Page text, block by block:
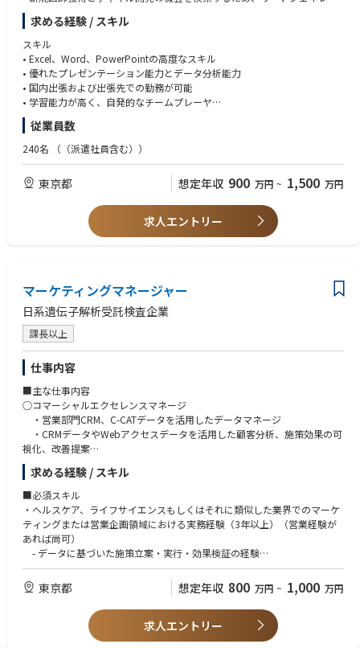
・Clinical Trainingチームとの連携および実行支援
・コンプライアンスに沿った記録管理
【Governance / Administration】
・業務システム、受注関連業務の整合性維持
・業務ツール導入・最適化支援
・契約管理、文書統制、監査対応
■企業情報：独自の個性や主体性を尊重し、チームワークを高めながら、
チャレンジできる環境が整っており、風通しの良い社風です。
日々眼科医療の発展に挑戦し続けており、毎年右肩上がりの成長を続けて
います。
ション戦略を策定・実行する
• 医師の診療改善と評判構築を支援・促進し、製品成長と市場シェア拡大
を図る
• 医療機関およびスタッフ層のニーズに対応した診療基盤強化プログラム
の開発・管理
• プロジェクト管理能力、分析力、強力な実行力、顧客志向、協働的アプ
ローチにより事業成長に貢献
ポジショニング・メッセージング計画の策定を含む）
• 現地市場の動向を分析し、顧客フィードバックを収集。これらの知見を
日本向け製品ローンチ計画に反映し、会社の成長を推進する
• マーケティングチームの一員として効果的に活動し、新製品・サービス
のローンチ、セミナー・ワークショップ・調査プログラム等のマーケティ
• 目標達成のため、営業部門や他機能部門とクロスファンクショナル・ク
ロスリージョナルに連携する
• プロモーション資料、ニュースレターの作成・編集、マーケティング資
料の作成を支援する
• ブランド戦略と事業目標を支援するマーケティングキャンペーンの策
定・実行を支援する
• デジタルマーケティング活動のROIを分析・最適化する
• マーケティング資料（販促物、販売支援ツール、トレーニングプログラ
ム、消費者認知リスト等）のローカライズ・開発・管理
• スタッフ教育プログラムの立案・実施
• 日本における既存顧客・潜在顧客のフィールドリサーチを実施（特に医
師の採用状況、利用促進要因、診療所成長・製品採用の主要要因に注力）
• 顧客および同僚に対し、タイムリーかつ忍耐強く、配慮とプロ意識を持
って対応する
• 顧客からの問い合わせに対応するための情報調査を行い、部門内の同僚
や管理職と知見を共有する
• 個人およびチームの業績指標（稼働率、インビザライン導入率、医師別
月次・四半期別症例数増加率、平均販売価格、実施したマーケティング活
動のKPIなど）について、部門基準を達成する
• 指示に基づき特別プロジェクトや研修に参加する
• 日本の規制・法令および関連する海外の法令・法規へのコンプライアン
スを維持する
• プロダクトマネージャーとして将来のデジタルツール／アプリケーショ
ンを管理する
※レポート先：Associate Director, Professional Marketing, GP
求める経験 / スキル
スキル
• Excel、Word、PowerPointの高度なスキル
• 優れたプレゼンテーション能力とデータ分析能力
• 国内出張および出張先での勤務が可能
• 学習能力が高く、自発的なチームプレーヤ
• 細部へ注意が払える
• 積極的で顧客志向
• 地域横断的・部門横断的なステークホルダーと効果的に連携できる
学歴・経験
• 8年以上の多国籍企業での勤務経験（歯科・医療機器業界経験は尚可）
• 学士号以上（生命科学・医療関連専攻は尚可）
従業員数
240名 （（派遣社員含む））
東京都 想定年収 900 万円 ~ 1,500 万円
求人エントリー
マーケティングマネージャー
日系遺伝子解析受託検査企業
課長以上
仕事内容
■主な仕事内容
○コマーシャルエクセレンスマネージ
・営業部門CRM、C-CATデータを活用したデータマネージ
・CRMデータやWebアクセスデータを活用した顧客分析、施策効果の可
視化、改善提案
・データアナライズからの方針、施策起案およびKPI管理
・MAツールやBIツール等を活用したマー
ケティングのDX推進
〇マーケティングコミュニケーション
・営業部門と連携したリードナーチャリングおよび商談創出プロセスの改
善
・全国規模の学会対応
・HP含めたデジタルマーケティング実行
・自社ウェビナー、セミナーの企画
・上記事項の予算管理
〇マーケットデベロップメント
求める経験 / スキル
■必須スキル
・ヘルスケア、ライフサイエンスもしくはそれに類似した業界でのマーケ
ティングまたは営業企画領域における実務経験（3年以上）（営業経験が
あれば尚可）
- データに基づいた施策立案・実行・効果検証の経験
・CRMまたは顧客データを活用した分析・レポーティング経験
- Salesforce等のCRMツール、もしくはそれに準ずるシステムの利用経験
・Excel / PowerPoint を用いたデータ分析および資料作成スキル
- ピボットテーブル、基本的な関数を用いたデータ整理・分析
- 社内外向けのレポート・提案資料作成経験
・社内外ステークホルダーとの調整・折衝経験
東京都 想定年収 800 万円 ~ 1,000 万円
求人エントリー